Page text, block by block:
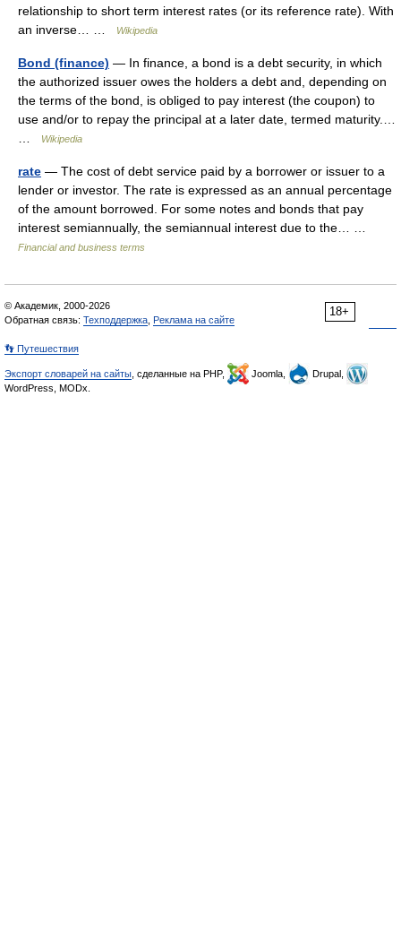
relationship to short term interest rates (or its reference rate). With
an inverse… …
Wikipedia
Bond (finance) — In finance, a bond is a debt security, in which
the authorized issuer owes the holders a debt and, depending on
the terms of the bond, is obliged to pay interest (the coupon) to
use and/or to repay the principal at a later date, termed maturity.…
Wikipedia
rate — The cost of debt service paid by a borrower or issuer to a
lender or investor. The rate is expressed as an annual percentage
of the amount borrowed. For some notes and bonds that pay
interest semiannually, the semiannual interest due to the… …
Financial and business terms
18+
© Академик, 2000-2026
Обратная связь: Техподдержка Реклама на сайте
👣 Путешествия
Экспорт словарей на сайты , сделанные на PHP, Joomla,
Drupal,
WordPress, MODx.